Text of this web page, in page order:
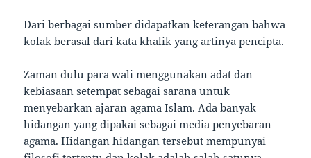
Dari berbagai sumber didapatkan keterangan bahwa
kolak berasal dari kata khalik yang artinya pencipta.
Zaman dulu para wali menggunakan adat dan
kebiasaan setempat sebagai sarana untuk
menyebarkan ajaran agama Islam. Ada banyak
hidangan yang dipakai sebagai media penyebaran
agama. Hidangan hidangan tersebut mempunyai